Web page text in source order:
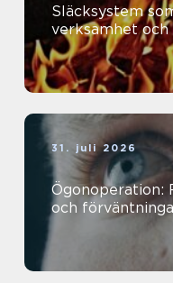
Släcksystem
verksamhet och
31. juli 2026
Ögonoperation:
och